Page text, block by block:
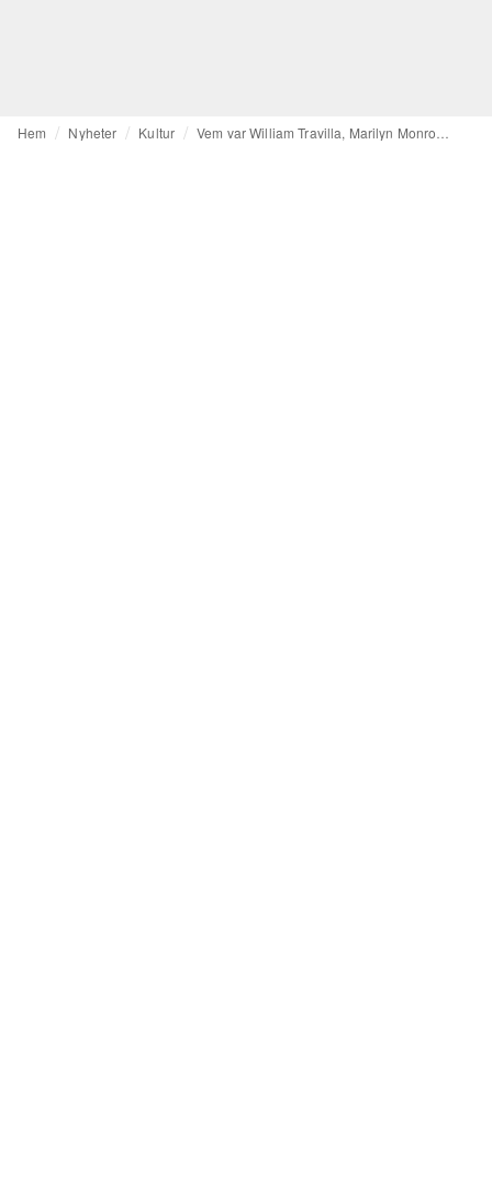
Hem Nyheter Kultur